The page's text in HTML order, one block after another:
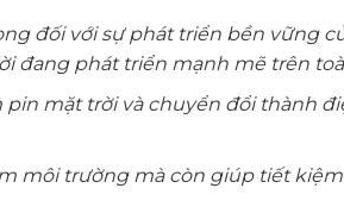
đối với sự phát triển bền vững
đang phát triển mạnh mẽ trên
mặt trời và chuyển đổi thành
môi trường mà còn giúp tiết